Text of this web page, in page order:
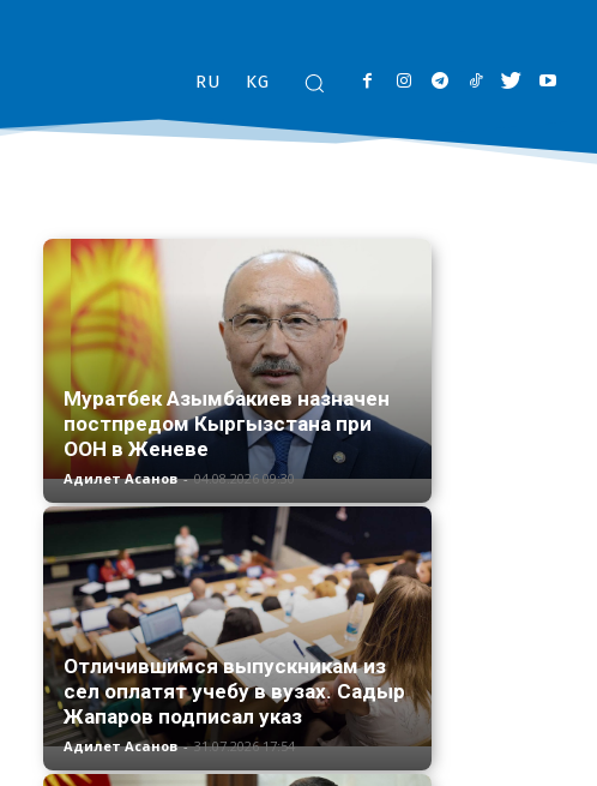
RU KG
Муратбек Азымбакиев назначен
постпредом Кыргызстана при
ООН в Женеве
Адилет Асанов - 04.08.2026 09:30
Отличившимся выпускникам из
сел оплатят учебу в вузах. Садыр
Жапаров подписал указ
Адилет Асанов - 31.07.2026 17:54